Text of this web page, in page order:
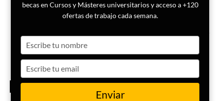
ETIQUETA
Abril 2023
BOLETÍN
Boletín Prospectivo: qué
esperar de abril de 2023
becas en Cursos y Másteres universitarios y acceso a +120
ofertas de trabajo cada semana.
your
name
your
email
Enviar